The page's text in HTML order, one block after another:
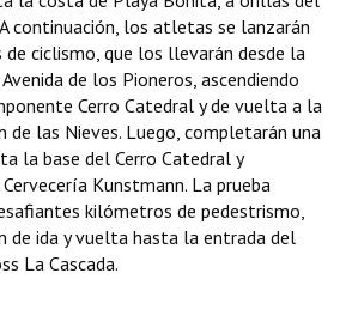
- Registro
Huellas - Registro
- Registro
continuación, los atletas se lanzarán
ciclismo, que los llevarán desde la
de los Pioneros, ascendiendo
Cerro Catedral y de vuelta a la
de las Nieves. Luego, completarán una
la base del Cerro Catedral y
Kunstmann. La prueba
kilómetros de pedestrismo,
de ida y vuelta hasta la entrada del
La Cascada.